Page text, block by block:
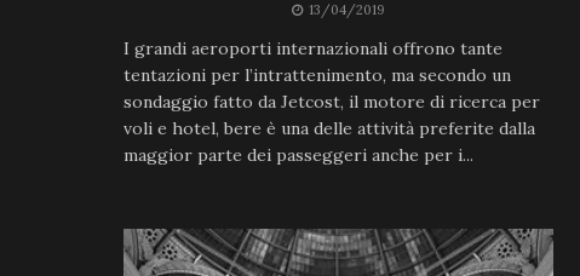
13/04/2019
I grandi aeroporti internazionali offrono tante
tentazioni per l’intrattenimento, ma secondo un
sondaggio fatto da Jetcost, il motore di ricerca per
voli e hotel, bere è una delle attività preferite dalla
maggior parte dei passeggeri anche per i...